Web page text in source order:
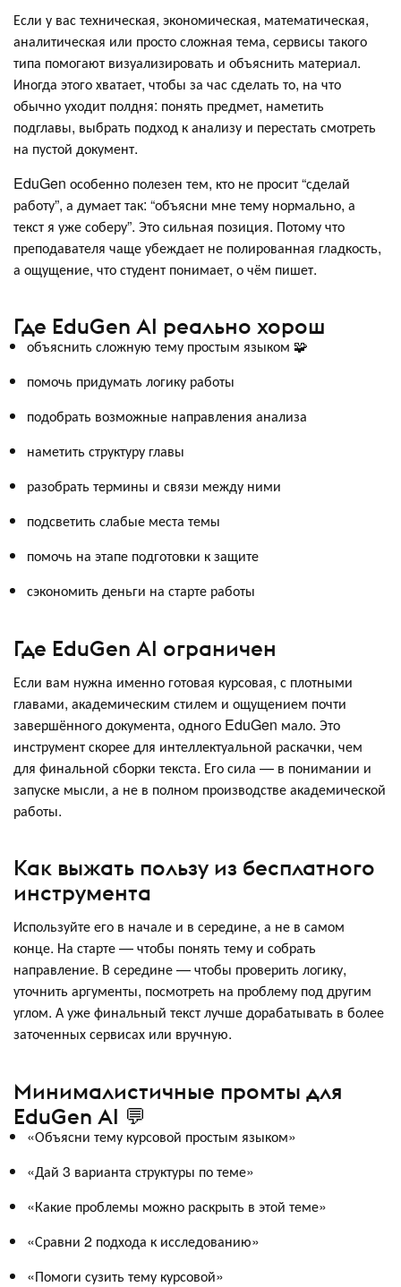
Если у вас техническая, экономическая, математическая,
аналитическая или просто сложная тема, сервисы такого
типа помогают визуализировать и объяснить материал.
Иногда этого хватает, чтобы за час сделать то, на что
обычно уходит полдня: понять предмет, наметить
подглавы, выбрать подход к анализу и перестать смотреть
на пустой документ.
EduGen особенно полезен тем, кто не просит “сделай
работу”, а думает так: “объясни мне тему нормально, а
текст я уже соберу”. Это сильная позиция. Потому что
преподавателя чаще убеждает не полированная гладкость,
а ощущение, что студент понимает, о чём пишет.
Где EduGen AI реально хорош
объяснить сложную тему простым языком 🧩
помочь придумать логику работы
подобрать возможные направления анализа
наметить структуру главы
разобрать термины и связи между ними
подсветить слабые места темы
помочь на этапе подготовки к защите
сэкономить деньги на старте работы
Где EduGen AI ограничен
Если вам нужна именно готовая курсовая, с плотными
главами, академическим стилем и ощущением почти
завершённого документа, одного EduGen мало. Это
инструмент скорее для интеллектуальной раскачки, чем
для финальной сборки текста. Его сила — в понимании и
запуске мысли, а не в полном производстве академической
работы.
Как выжать пользу из бесплатного
инструмента
Используйте его в начале и в середине, а не в самом
конце. На старте — чтобы понять тему и собрать
направление. В середине — чтобы проверить логику,
уточнить аргументы, посмотреть на проблему под другим
углом. А уже финальный текст лучше дорабатывать в более
заточенных сервисах или вручную.
Минималистичные промты для
EduGen AI 💬
«Объясни тему курсовой простым языком»
«Дай 3 варианта структуры по теме»
«Какие проблемы можно раскрыть в этой теме»
«Сравни 2 подхода к исследованию»
«Помоги сузить тему курсовой»